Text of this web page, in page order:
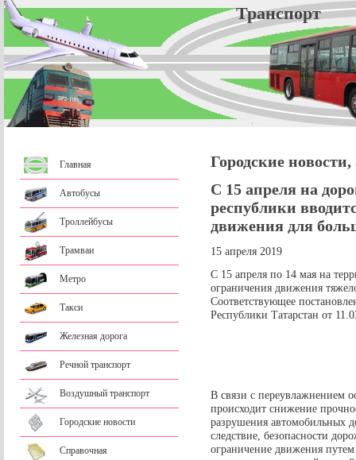
Главная
Автобусы
Троллейбусы
Трамваи
Метро
Такси
Железная дорога
Речной транспорт
Воздушный транспорт
Городские новости
Справочная
Городские
С 15 апреля на
республики
движения для
15 апреля 2019
С 15 апреля по 14 мая на
ограничения движения
Соответствующее
Республики Татарстан от
В связи с переувлажнением
происходит снижение
разрушения автомобильных
следствие, безопасности
ограничение движения